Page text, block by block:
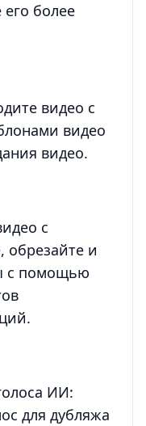
более
видео с
видео
видео.
с
и
с помощью
ИИ:
для дубляжа